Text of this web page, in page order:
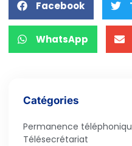
Facebook
WhatsApp
Catégories
Permanence
Télésecrétariat